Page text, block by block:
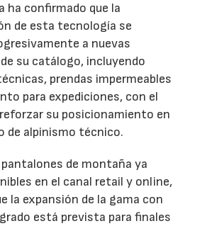
ha confirmado que la
de esta tecnología se
a nuevas
su catálogo, incluyendo
prendas impermeables
para expediciones, con el
su posicionamiento en
de alpinismo técnico.
de montaña ya
en el canal retail y online,
la expansión de la gama con
está prevista para finales